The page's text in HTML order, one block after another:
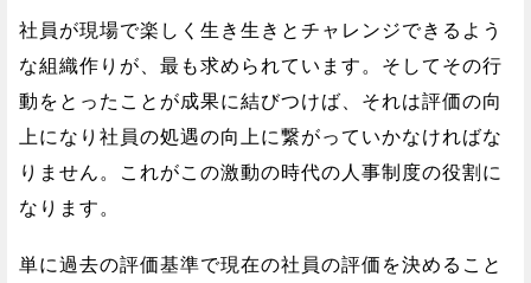
社員が現場で楽しく生き生きとチャレンジできるよう
な組織作りが、最も求められています。そしてその行
動をとったことが成果に結びつけば、それは評価の向
上になり社員の処遇の向上に繋がっていかなければな
りません。これがこの激動の時代の人事制度の役割に
なります。
単に過去の評価基準で現在の社員の評価を決めること